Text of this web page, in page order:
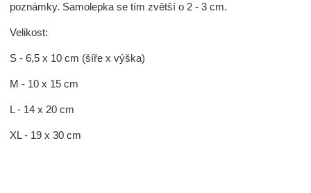
poznámky. Samolepka se tím zvětší o 2 - 3 cm.
Velikost:
S - 6,5 x 10 cm (šíře x výška)
M - 10 x 15 cm
L - 14 x 20 cm
XL - 19 x 30 cm